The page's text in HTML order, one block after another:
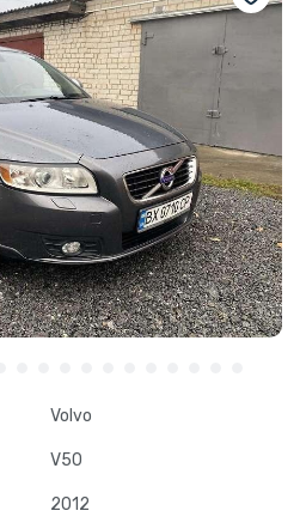
Volvo
V50
2012